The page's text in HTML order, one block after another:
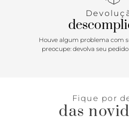
Houve algum problema com
preocupe: devolva seu
Fique por
das